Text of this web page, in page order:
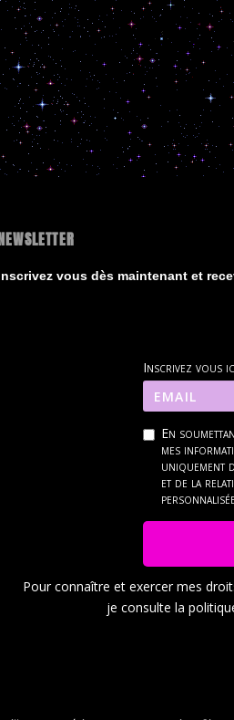
vous dès maintenant et
Inscrivez vous
En
mes
uniquement
et de la
Pour connaître et exercer mes
je consulte la